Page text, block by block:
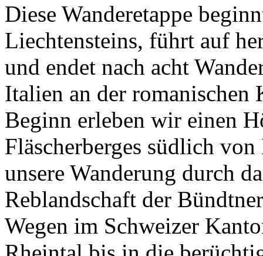
Diese Wanderetappe
Liechtensteins, führt auf
und endet nach acht
Italien an der romanischen
Beginn erleben wir einen
Fläscherberges südlich
unsere Wanderung durch
Reblandschaft der
Wegen im Schweizer